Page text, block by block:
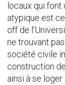
locaux qui
atypique est
off de
ne trouvant
société civile
construction
ainsi à se